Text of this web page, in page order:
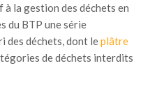
la gestion des déchets en
du BTP une série
des déchets, dont leplâtre
de déchets interdits